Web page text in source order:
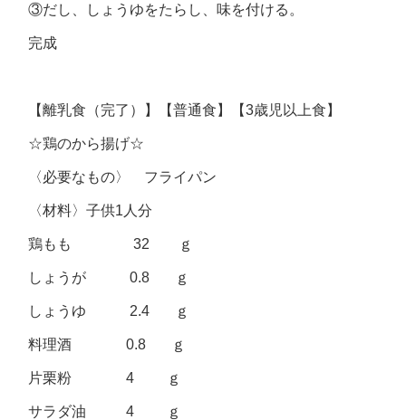
③だし、しょうゆをたらし、味を付ける。
完成
【離乳食（完了）】【普通食】【3歳児以上食】
☆鶏のから揚げ☆
〈必要なもの〉 フライパン
〈材料〉子供1人分
鶏もも 32 ｇ
しょうが 0.8 ｇ
しょうゆ 2.4 ｇ
料理酒 0.8 ｇ
片栗粉 4 ｇ
サラダ油 4 ｇ